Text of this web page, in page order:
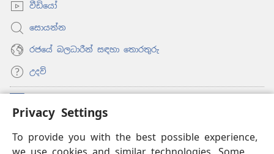
Privacy Settings
To provide you with the best possible experience,
වීඩියෝ
සොයන්න
රජයේ බලධාරීන් සඳහා තොරතුරු
උදව්
(opens
new
ඔන්ලයින් ලයිබ්‍රරි
(opens